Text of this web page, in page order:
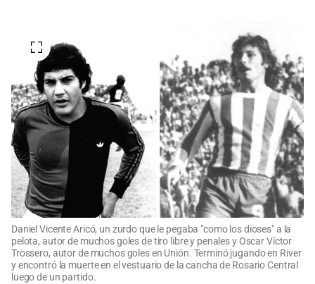
Daniel Vicente Aricó, un zurdo que le pegaba "como los dioses" a la
pelota, autor de muchos goles de tiro libre y penales y Oscar Víctor
Trossero, autor de muchos goles en Unión. Terminó jugando en River
y encontró la muerte en el vestuario de la cancha de Rosario Central
luego de un partido.